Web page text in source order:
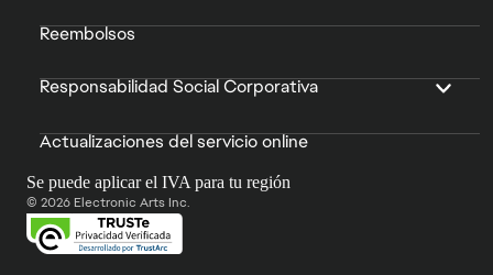
Reembolsos
Responsabilidad Social Corporativa
Actualizaciones del servicio online
Se puede aplicar el IVA para tu región
© 2026 Electronic Arts Inc.